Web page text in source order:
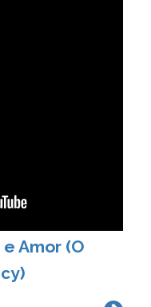
Amor (O